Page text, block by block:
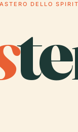
DELLO